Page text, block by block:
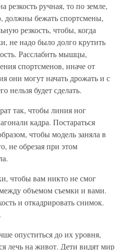
резкость ручная, то по земле,
должны бежать спортсмены,
резкость, чтобы, когда
не надо было долго крутить
Расслабить мышцы,
спортсменов, иначе от
они могут начать дрожать и с
нельзя будет сделать.
так, чтобы линия ног
кадра. Постараться
чтобы модель заняла в
не обрезая при этом
чтобы вам никто не смог
объемом съемки и вами.
и откадрировать снимок.
опуститься до их уровня,
лечь на живот. Дети видят мир